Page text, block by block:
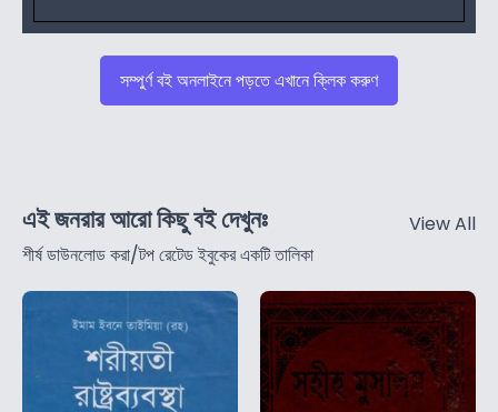
সম্পুর্ণ বই অনলাইনে পড়তে এখানে ক্লিক করুণ
এই জনরার আরো কিছু বই দেখুনঃ
শীর্ষ ডাউনলোড করা/টপ রেটেড ইবুকের একটি তালিকা
View All